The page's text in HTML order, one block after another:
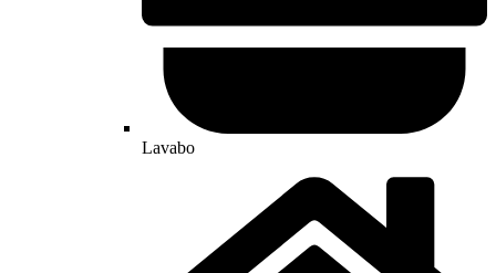
Lavabo